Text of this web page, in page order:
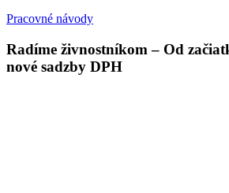
Pracovné návody
Radíme živnostníkom – Od
nové sadzby DPH